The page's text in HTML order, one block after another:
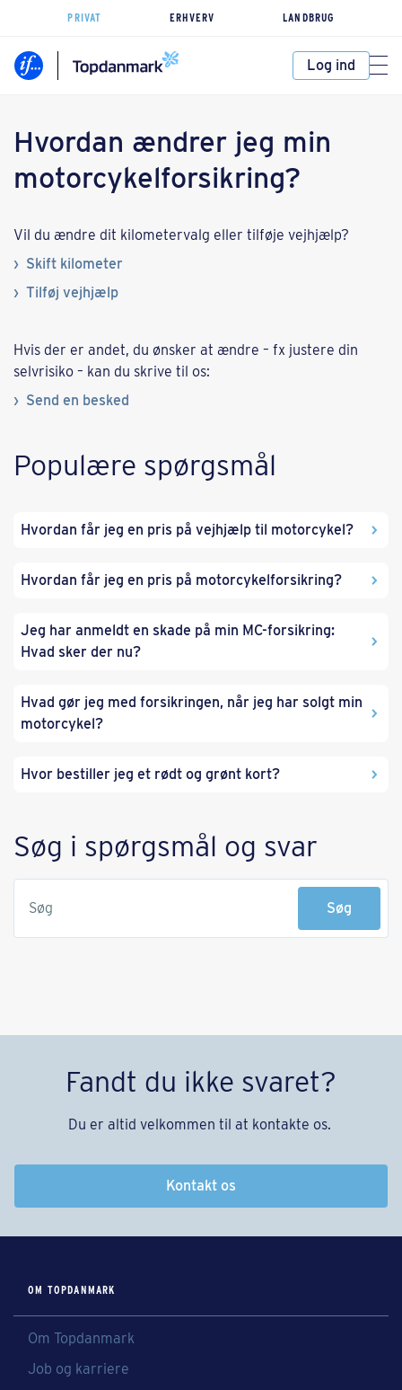
PRIVAT ERHVERV LANDBRUG
Log ind
Hvordan ændrer jeg min
motorcykelforsikring?
Vil du ændre dit kilometervalg eller tilføje vejhjælp?
Skift kilometer
Tilføj vejhjælp
Hvis der er andet, du ønsker at ændre – fx justere din
selvrisiko – kan du skrive til os:
Send en besked
Populære spørgsmål
Hvordan får jeg en pris på vejhjælp til motorcykel?
Hvordan får jeg en pris på motorcykelforsikring?
Jeg har anmeldt en skade på min MC-forsikring:
Hvad sker der nu?
Hvad gør jeg med forsikringen, når jeg har solgt min
motorcykel?
Hvor bestiller jeg et rødt og grønt kort?
Søg i spørgsmål og svar
Søg Søg
Fandt du ikke svaret?
Du er altid velkommen til at kontakte os.
Kontakt os
OM TOPDANMARK
Om Topdanmark
Job og karriere